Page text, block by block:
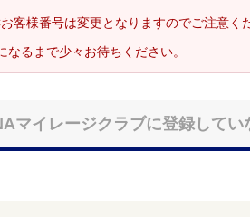
客様番号は変更となりますのでご注意く
るまで少々お待ちください。
マイレージクラブに登録してい